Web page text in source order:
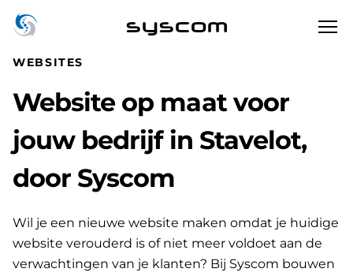
syscom
WEBSITES
Website op maat voor
jouw bedrijf in Stavelot,
door Syscom
Wil je een nieuwe website maken omdat je huidige
website verouderd is of niet meer voldoet aan de
verwachtingen van je klanten? Bij Syscom bouwen